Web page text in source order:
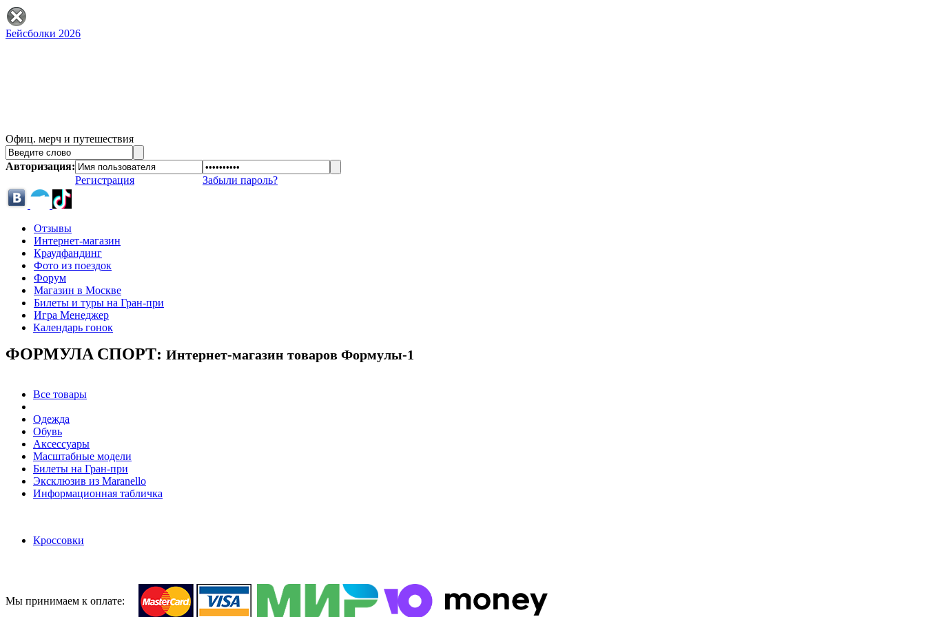
Бейсболки 2026
Офиц. мерч и путешествия
Авторизация:
Регистрация
Забыли пароль?
Отзывы
Интернет-магазин
Краудфандинг
Фото из поездок
Форум
Магазин в Москве
Билеты и туры на Гран-при
Игра Менеджер
Календарь гонок
ФОРМУЛА СПОРТ: Интернет-магазин товаров Формулы-1
Все товары
Одежда
Обувь
Аксессуары
Масштабные модели
Билеты на Гран-при
Эксклюзив из Maranello
Информационная табличка
Кроссовки
Мы принимаем к оплате: